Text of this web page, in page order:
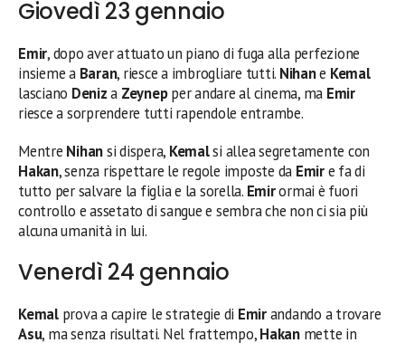
Giovedì 23 gennaio
Emir, dopo aver attuato un piano di fuga alla perfezione
insieme a Baran, riesce a imbrogliare tutti. Nihane Kemal
lasciano Deniza Zeynepper andare al cinema, ma Emir
riesce a sorprendere tutti rapendole entrambe.
Mentre Nihansi dispera, Kemalsi allea segretamente con
Hakan, senza rispettare le regole imposte da Emire fa di
tutto per salvare la figlia e la sorella. Emirormai è fuori
controllo e assetato di sangue e sembra che non ci sia più
alcuna umanità in lui.
Venerdì 24 gennaio
Kemalprova a capire le strategie di Emirandando a trovare
Asu, ma senza risultati. Nel frattempo,Hakanmette in